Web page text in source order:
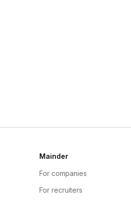
Mainder
For companies
For recruiters